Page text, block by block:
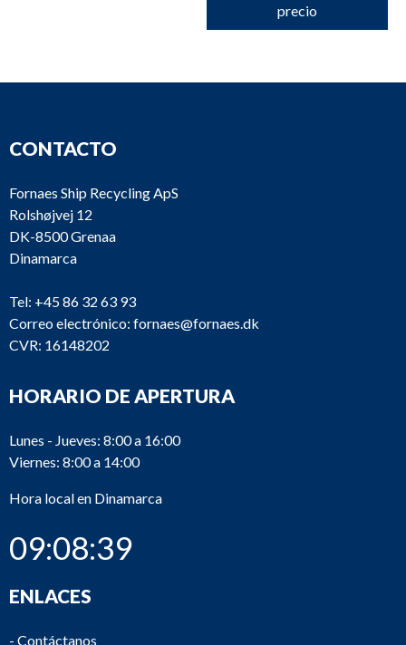
precio
CONTACTO
Fornaes Ship Recycling ApS
Rolshøjvej 12
DK-8500 Grenaa
Dinamarca
Tel: +45 86 32 63 93
Correo electrónico: fornaes@fornaes.dk
CVR: 16148202
HORARIO DE APERTURA
Lunes - Jueves: 8:00 a 16:00
Viernes: 8:00 a 14:00
Hora local en Dinamarca
09:08:39
ENLACES
- Contáctanos